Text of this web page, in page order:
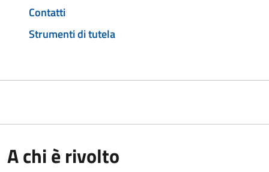
Contatti
Strumenti di tutela
A chi è rivolto